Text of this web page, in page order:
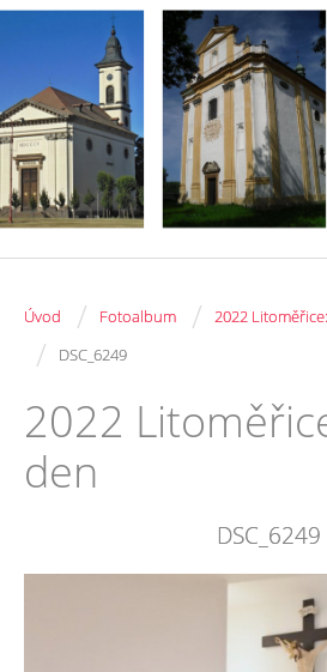
Úvod / Fotoalbum / 2022
/ DSC_6249
2022
den
DSC_6249